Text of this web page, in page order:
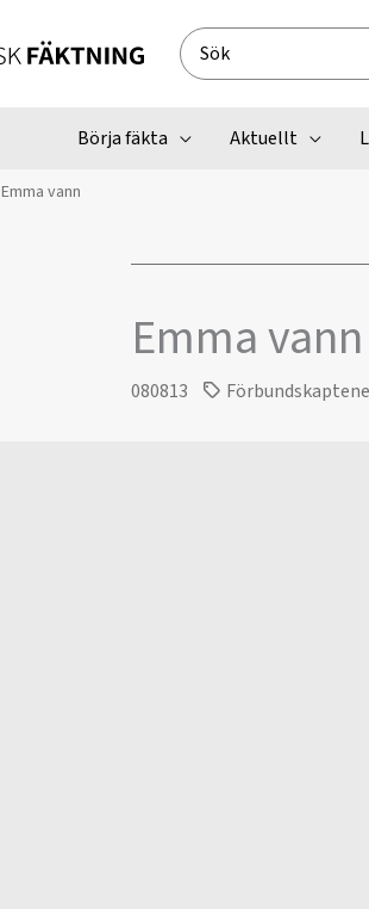
Search
for:
Börja fäkta Aktuellt
Emma vann
Emma vann
080813